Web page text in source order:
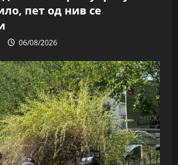
пет од нив се
06/08/2026